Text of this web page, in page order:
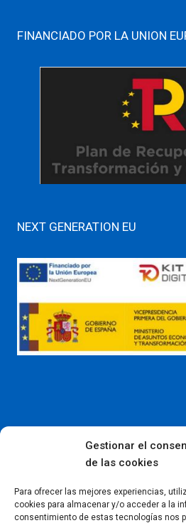
Gestionar el
de las cookies
Para ofrecer las mejores experiencias,
cookies para almacenar y/o acceder a la
consentimiento de estas tecnologías nos
FINANCIADO POR LA UNION
NEXT GENERATION EU
Instagram:
601 05 36 56 -